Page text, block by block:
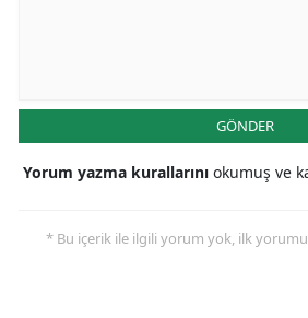
GÖNDER
Yorum yazma kurallarını okumuş ve
* Bu içerik ile ilgili yorum yok, ilk yorumu